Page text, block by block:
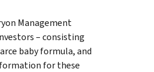
Management
– consisting
baby formula, and
for these